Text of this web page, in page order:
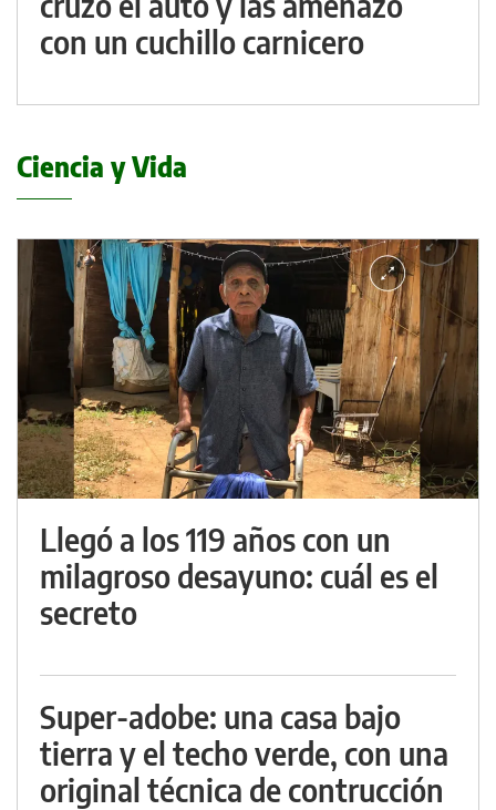
con un cuchillo carnicero
Ciencia y Vida
Llegó a los 119 años con un
milagroso desayuno: cuál es el
secreto
Super-adobe: una casa bajo
tierra y el techo verde, con una
original técnica de contrucción